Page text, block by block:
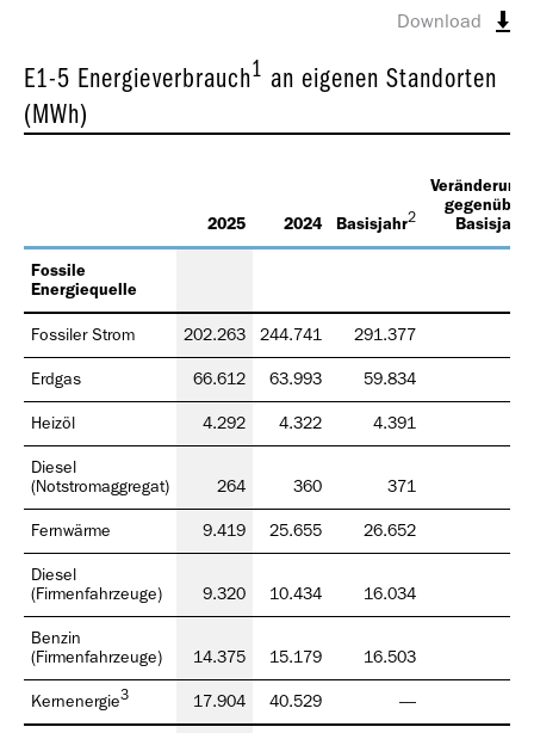
Download
E1-5 Energieverbrauch1 an eigenen Standorten
(MWh)
2025 2024 Basisjahr2
Veränderung
gegenüber
Basisjahr
Fossile
Energiequelle
Fossiler Strom 202.263 244.741 291.377
Erdgas 66.612 63.993 59.834
Heizöl 4.292 4.322 4.391
Diesel
(Notstromaggregat)
264 360 371
Fernwärme 9.419 25.655 26.652
Diesel
(Firmenfahrzeuge)
9.320 10.434 16.034
Benzin
(Firmenfahrzeuge)
14.375 15.179 16.503
Kernenergie3 17.904 40.529 —